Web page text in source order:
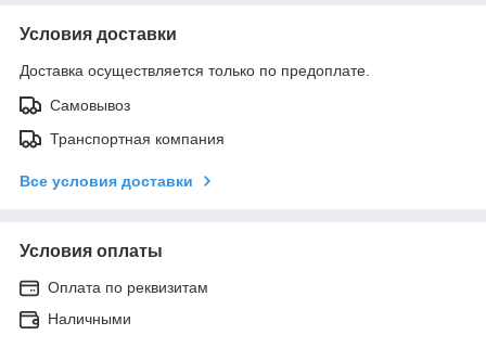
Условия доставки
Доставка осуществляется только по предоплате.
Самовывоз
Транспортная компания
Все условия доставки
Условия оплаты
Оплата по реквизитам
Наличными